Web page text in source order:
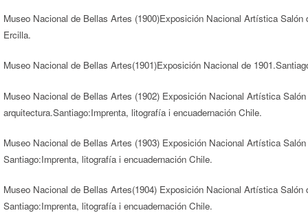
Museo Nacional de Bellas Artes (1900)Exposición Nacional Artística
Ercilla.
Museo Nacional de Bellas Artes(1901)Exposición Nacional de
Museo Nacional de Bellas Artes (1902) Exposición Nacional Artística
arquitectura.Santiago:Imprenta, litografía i encuadernación Chile.
Museo Nacional de Bellas Artes (1903) Exposición Nacional Artística
Santiago:Imprenta, litografía i encuadernación Chile.
Museo Nacional de Bellas Artes(1904) Exposición Nacional Artística
Santiago:Imprenta, litografía i encuadernación Chile.